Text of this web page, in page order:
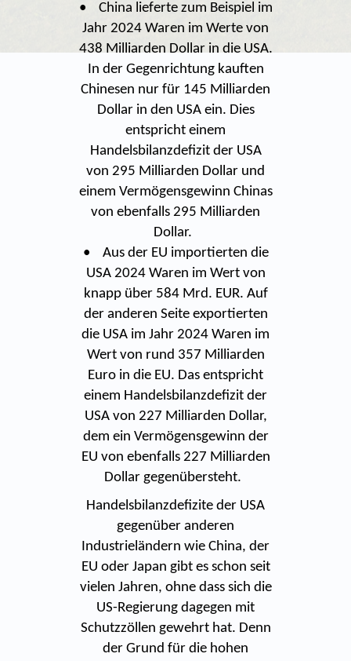
• China lieferte zum Beispiel im
Jahr 2024 Waren im Werte von
438 Milliarden Dollar in die USA.
In der Gegenrichtung kauften
Chinesen nur für 145 Milliarden
Dollar in den USA ein. Dies
entspricht einem
Handelsbilanzdefizit der USA
von 295 Milliarden Dollar und
einem Vermögensgewinn Chinas
von ebenfalls 295 Milliarden
Dollar.
• Aus der EU importierten die
USA 2024 Waren im Wert von
knapp über 584 Mrd. EUR. Auf
der anderen Seite exportierten
die USA im Jahr 2024 Waren im
Wert von rund 357 Milliarden
Euro in die EU. Das entspricht
einem Handelsbilanzdefizit der
USA von 227 Milliarden Dollar,
dem ein Vermögensgewinn der
EU von ebenfalls 227 Milliarden
Dollar gegenübersteht.
Handelsbilanzdefizite der USA
gegenüber anderen
Industrieländern wie China, der
EU oder Japan gibt es schon seit
vielen Jahren, ohne dass sich die
US-Regierung dagegen mit
Schutzzöllen gewehrt hat. Denn
der Grund für die hohen